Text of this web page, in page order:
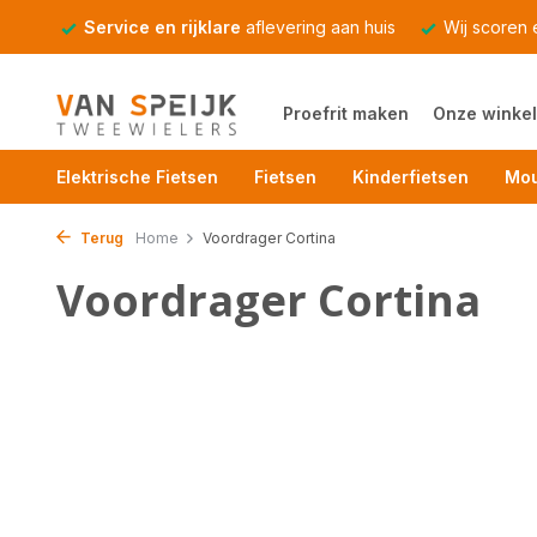
Service en rijklare aflevering aan huis Wij scoren
Proefrit maken Onze
Elektrische Fietsen Fietsen Kinderfietsen
Terug Home Voordrager Cortina
Voordrager Cortina